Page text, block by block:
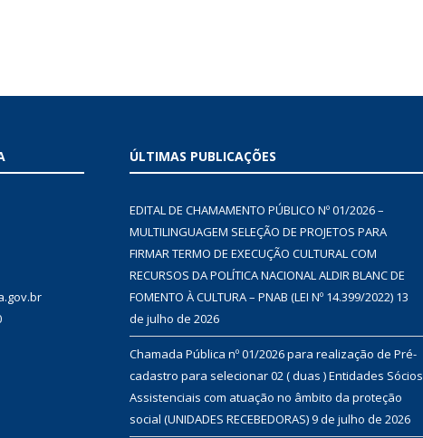
ÚLTIMAS PUBLICAÇÕES
EDITAL DE CHAMAMENTO PÚBLICO Nº 01/2026 –
MULTILINGUAGEM SELEÇÃO DE PROJETOS PARA
FIRMAR TERMO DE EXECUÇÃO CULTURAL COM
RECURSOS DA POLÍTICA NACIONAL ALDIR BLANC DE
FOMENTO À CULTURA – PNAB (LEI Nº 14.399/2022) 13
de julho de 2026
Chamada Pública nº 01/2026 para realização de Pré-
cadastro para selecionar 02 ( duas ) Entidades Sócios
Assistenciais com atuação no âmbito da proteção
social (UNIDADES RECEBEDORAS)9 de julho de 2026